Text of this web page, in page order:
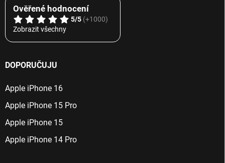
Ověřené hodnocení
5/5 (+1000)
Zobrazit všechny
DOPORUČUJU
Apple iPhone 16
Apple iPhone 15 Pro
Apple iPhone 15
Apple iPhone 14 Pro